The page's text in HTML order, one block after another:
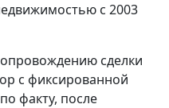
с 2003
сделки
с фиксированной
факту, после